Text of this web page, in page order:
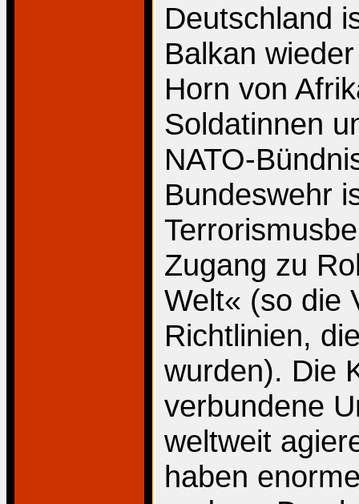
Deutschland
Balkan
Horn von
Soldatinnen
NATO-
Bundeswehr
Zugang zu
Welt« (so die
Richtlinien,
wurden). Die
verbundene
weltweit
haben